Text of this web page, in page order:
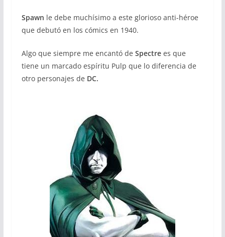
Spawn le debe muchísimo a este glorioso anti-héroe
que debutó en los cómics en 1940.
Algo que siempre me encantó de Spectrees que
tiene un marcado espíritu Pulp que lo diferencia de
otro personajes de DC.